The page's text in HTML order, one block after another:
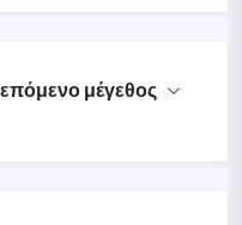
μέγεθος